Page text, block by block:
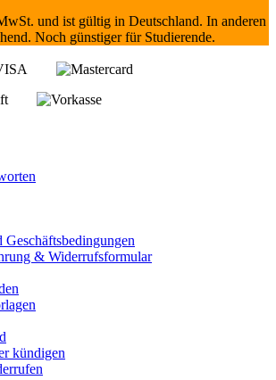
und ist gültig in Deutschland. In anderen
Noch günstiger für Studierende.
& Widerrufsformular
kündigen